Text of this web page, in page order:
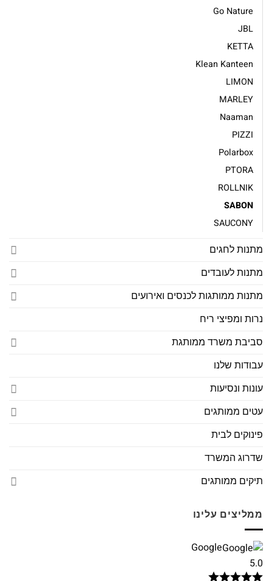
Go Nature
JBL
KETTA
Klean Kanteen
LIMON
MARLEY
Naaman
PIZZI
Polarbox
PTORA
ROLLNIK
SABON
SAUCONY
מתנות לחגים
מתנות לעובדים
מתנות ממותגות לכנסים ואירועים
נרות ומפיצי ריח
סביבת משרד ממותגת
עבודות שלנו
עונות ונסיעות
עטים ממותגים
פינוקים לבית
שדרוג המשרד
תיקים ממותגים
ממליצים עלינו
Google
5.0